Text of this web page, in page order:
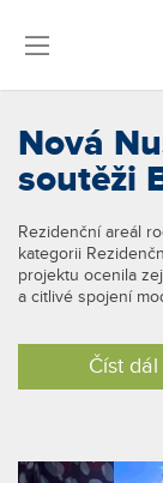
Nová
soutěži
Rezidenční areál
kategorii
projektu ocenila
a citlivé spojení
Číst dál